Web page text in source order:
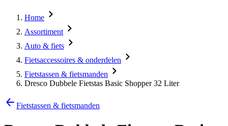
Home
Assortiment
Auto & fiets
Fietsaccessoires & onderdelen
Fietstassen & fietsmanden
Dresco Dubbele Fietstas Basic Shopper 32 Liter
Fietstassen & fietsmanden